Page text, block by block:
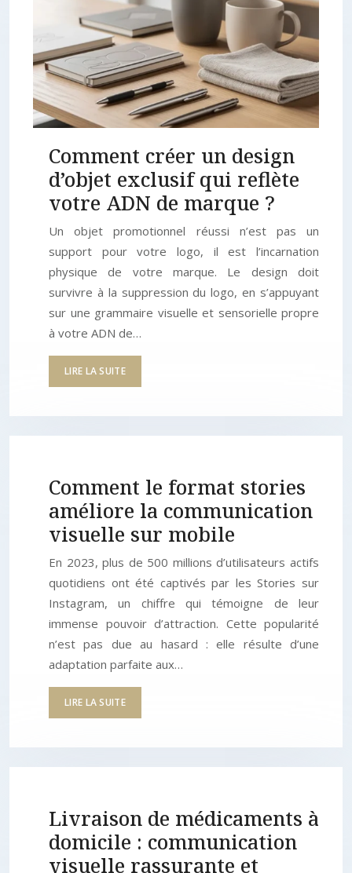
Comment créer un design
d’objet exclusif qui reflète
votre ADN de marque ?
Un objet promotionnel réussi n’est pas un
support pour votre logo, il est l’incarnation
physique de votre marque. Le design doit
survivre à la suppression du logo, en s’appuyant
sur une grammaire visuelle et sensorielle propre
à votre ADN de…
LIRE LA SUITE
Comment le format stories
améliore la communication
visuelle sur mobile
En 2023, plus de 500 millions d’utilisateurs actifs
quotidiens ont été captivés par les Stories sur
Instagram, un chiffre qui témoigne de leur
immense pouvoir d’attraction. Cette popularité
n’est pas due au hasard : elle résulte d’une
adaptation parfaite aux…
LIRE LA SUITE
Livraison de médicaments à
domicile : communication
visuelle rassurante et